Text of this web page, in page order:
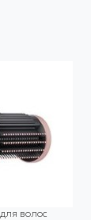
волос